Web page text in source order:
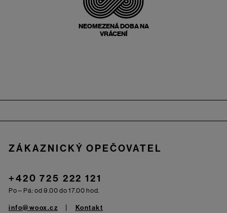
NEOMEZENÁ DOBA NA
VRÁCENÍ
ZÁKAZNICKÝ OPEČOVATEL
+420 725 222 121
Po – Pá: od 9.00 do 17.00 hod.
info@woox.cz Kontakt